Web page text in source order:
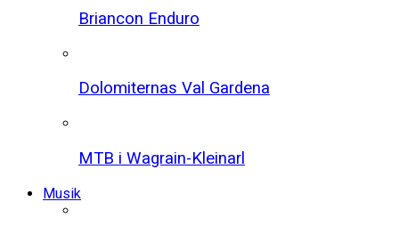
Briancon Enduro
Dolomiternas Val Gardena
MTB i Wagrain-Kleinarl
Musik